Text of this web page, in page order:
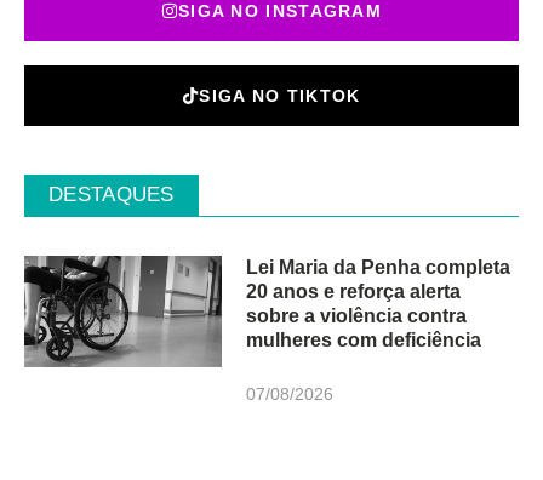
SIGA NO INSTAGRAM
SIGA NO TIKTOK
DESTAQUES
Lei Maria da Penha completa
20 anos e reforça alerta
sobre a violência contra
mulheres com deficiência
07/08/2026